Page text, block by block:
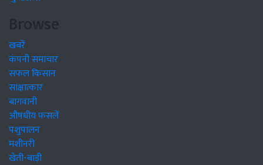
Browse
खबरें
कंपनी समाचार
सफल किसान
साक्षात्कार
बागवानी
औषधीय फसलें
पशुपालन
मशीनरी
खेती-बाड़ी